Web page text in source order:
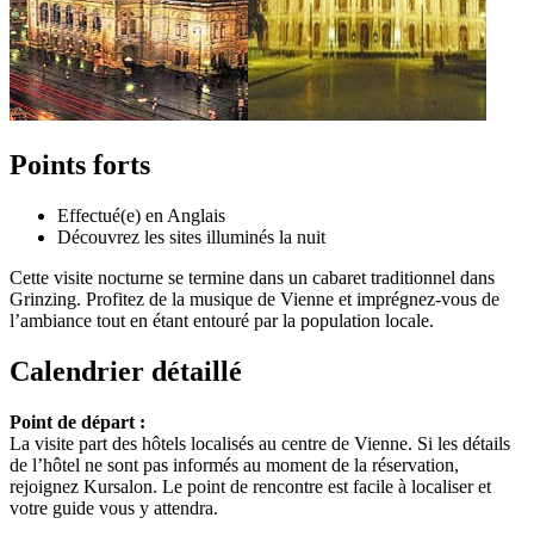
Points forts
Effectué(e) en Anglais
Découvrez les sites illuminés la nuit
Cette visite nocturne se termine dans un cabaret traditionnel dans
Grinzing. Profitez de la musique de Vienne et imprégnez-vous de
l’ambiance tout en étant entouré par la population locale.
Calendrier détaillé
Point de départ :
La visite part des hôtels localisés au centre de Vienne. Si les détails
de l’hôtel ne sont pas informés au moment de la réservation,
rejoignez Kursalon. Le point de rencontre est facile à localiser et
votre guide vous y attendra.